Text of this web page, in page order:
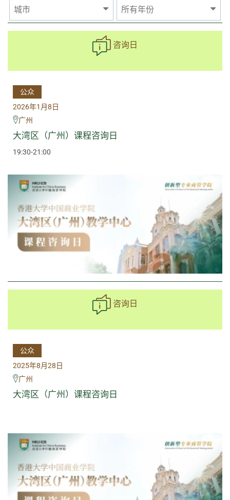
城市 所有年份
咨询日
公众
2026年1月8日
广州
大湾区（广州）课程咨询日
19:30-21:00
咨询日
公众
2025年8月28日
广州
大湾区（广州）课程咨询日